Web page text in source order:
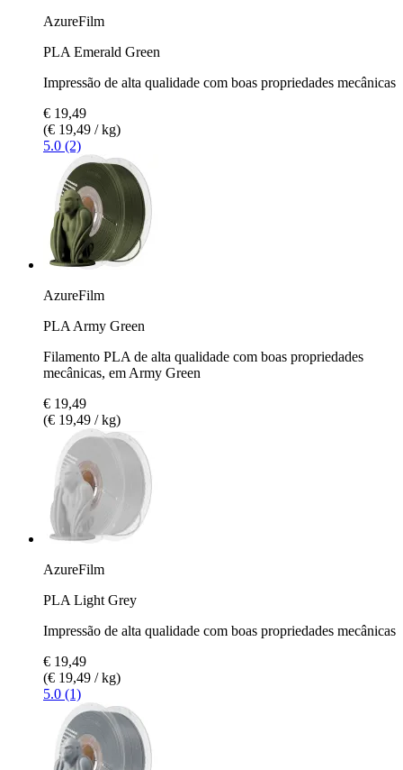
AzureFilm
PLA Emerald Green
Impressão de alta qualidade com boas propriedades mecânicas
€ 19,49
(€ 19,49 / kg)
5.0 (2)
AzureFilm
PLA Army Green
Filamento PLA de alta qualidade com boas propriedades
mecânicas, em Army Green
€ 19,49
(€ 19,49 / kg)
AzureFilm
PLA Light Grey
Impressão de alta qualidade com boas propriedades mecânicas
€ 19,49
(€ 19,49 / kg)
5.0 (1)